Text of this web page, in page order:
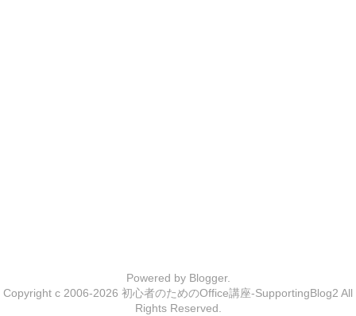
Powered by Blogger.
Copyright c 2006-2026 初心者のためのOffice講座-SupportingBlog2 All
Rights Reserved.